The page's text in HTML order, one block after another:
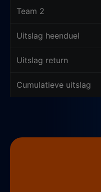
Team 2
Uitslag heenduel
Uitslag return
Cumulatieve uitslag